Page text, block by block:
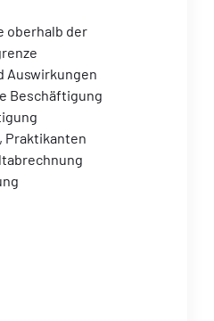
oberhalb der
Auswirkungen
Beschäftigung
Praktikanten